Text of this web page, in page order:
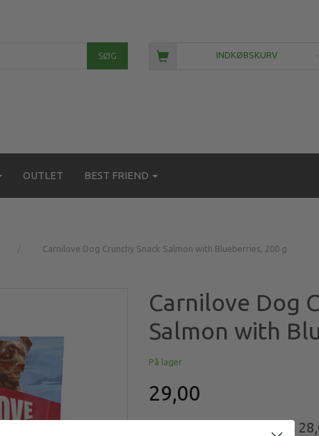
SØG INDKØBSKURV
OUTLET BEST FRIEND
Carnilove Dog Crunchy Snack Salmon with Blueberries, 200 g
Carnilove Dog
Salmon with
På lager
29,00
eller flere til